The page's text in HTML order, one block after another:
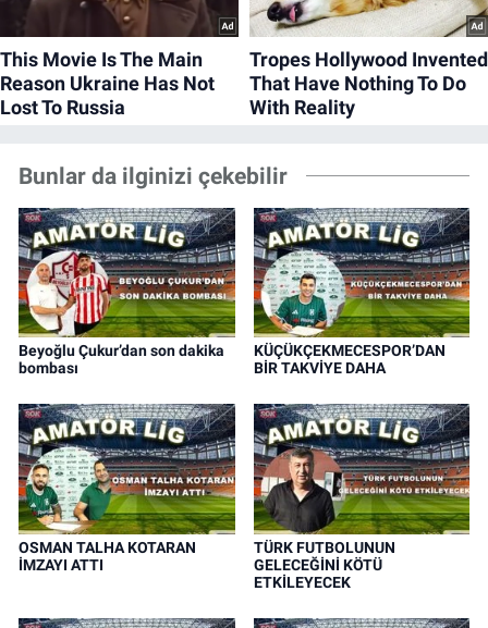
Bunlar da ilginizi çekebilir
Beyoğlu Çukur’dan son dakika
bombası
KÜÇÜKÇEKMECESPOR’DAN
BİR TAKVİYE DAHA
OSMAN TALHA KOTARAN
İMZAYI ATTI
TÜRK FUTBOLUNUN
GELECEĞİNİ KÖTÜ
ETKİLEYECEK